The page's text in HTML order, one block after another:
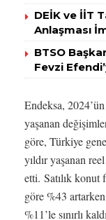
DEİK ve İİT
Anlaşması
BTSO
Fevzi
Endeksa,
yaşanan
göre, Türkiye
yıldır yaşanan
etti. Satılık konut
göre %43
%11’le sınırlı